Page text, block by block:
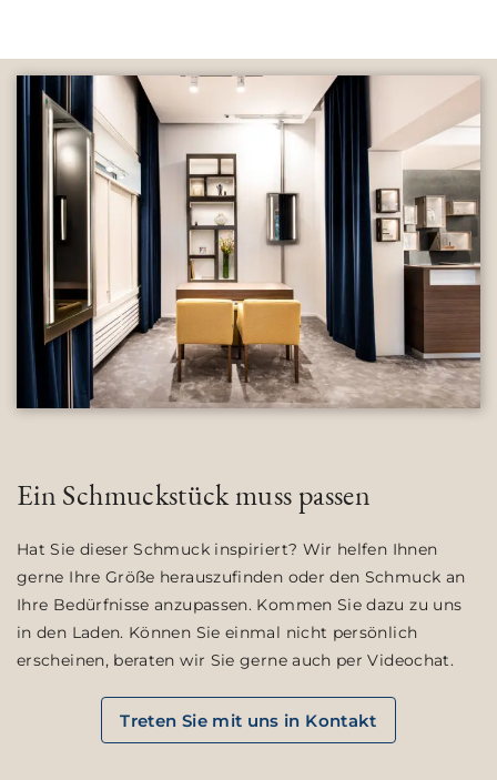
Ein Schmuckstück muss passen
Hat Sie dieser Schmuck inspiriert? Wir helfen Ihnen
gerne Ihre Größe herauszufinden oder den Schmuck an
Ihre Bedürfnisse anzupassen. Kommen Sie dazu zu uns
in den Laden. Können Sie einmal nicht persönlich
erscheinen, beraten wir Sie gerne auch per Videochat.
Treten Sie mit uns in Kontakt